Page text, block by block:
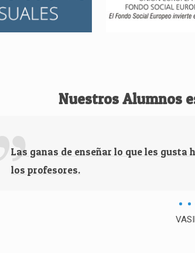
Nuestros Alumnos
Las ganas de enseñar lo que les
los profesores.